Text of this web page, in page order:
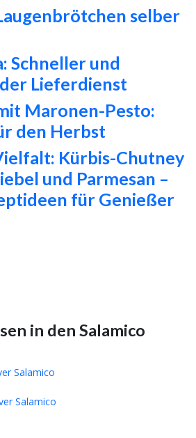
selber
Schneller und
Lieferdienst
Maronen-Pesto:
den Herbst
Kürbis-Chutney
und Parmesan –
für Genießer
in den Salamico